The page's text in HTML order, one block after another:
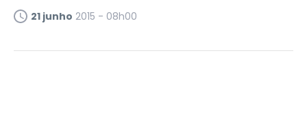
21 junho 2015 - 08h00